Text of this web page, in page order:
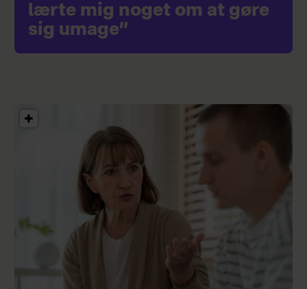
lærte mig noget om at gøre
sig umage”